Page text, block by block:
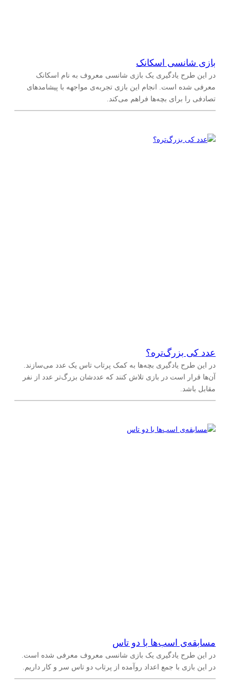
بازی شانسی اسکانک
در این طرح یادگیری یک بازی شانسی معروف به نام اسکانک
معرفی شده است. انجام این بازی تجربه‌ی مواجهه با پیشامدهای
تصادفی را برای بچه‌ها فراهم می‌کند.
عدد کی بزرگ‌تره؟
در این طرح یادگیری بچه‌ها به کمک پرتاب تاس یک عدد می‌سازند.
آن‌ها قرار است در بازی تلاش کنند که عددشان بزرگ‌تر عدد از نفر
مقابل باشد.
مسابقه‌‌ی اسب‌ها با دو تاس
در این طرح یادگیری یک بازی شانسی معروف معرفی شده است.
در این بازی با جمع اعداد روآمده از پرتاب دو تاس سر و کار داریم.